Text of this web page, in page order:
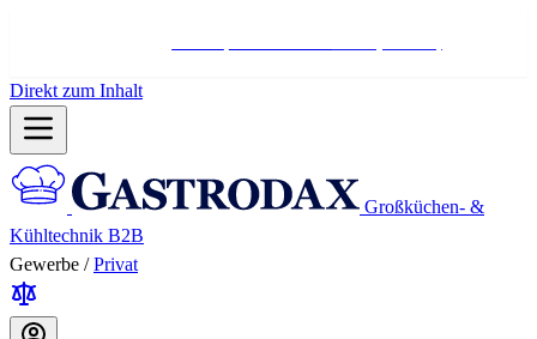
Direkt zum Inhalt
Großküchen- &
Kühltechnik B2B
Gewerbe / Privat